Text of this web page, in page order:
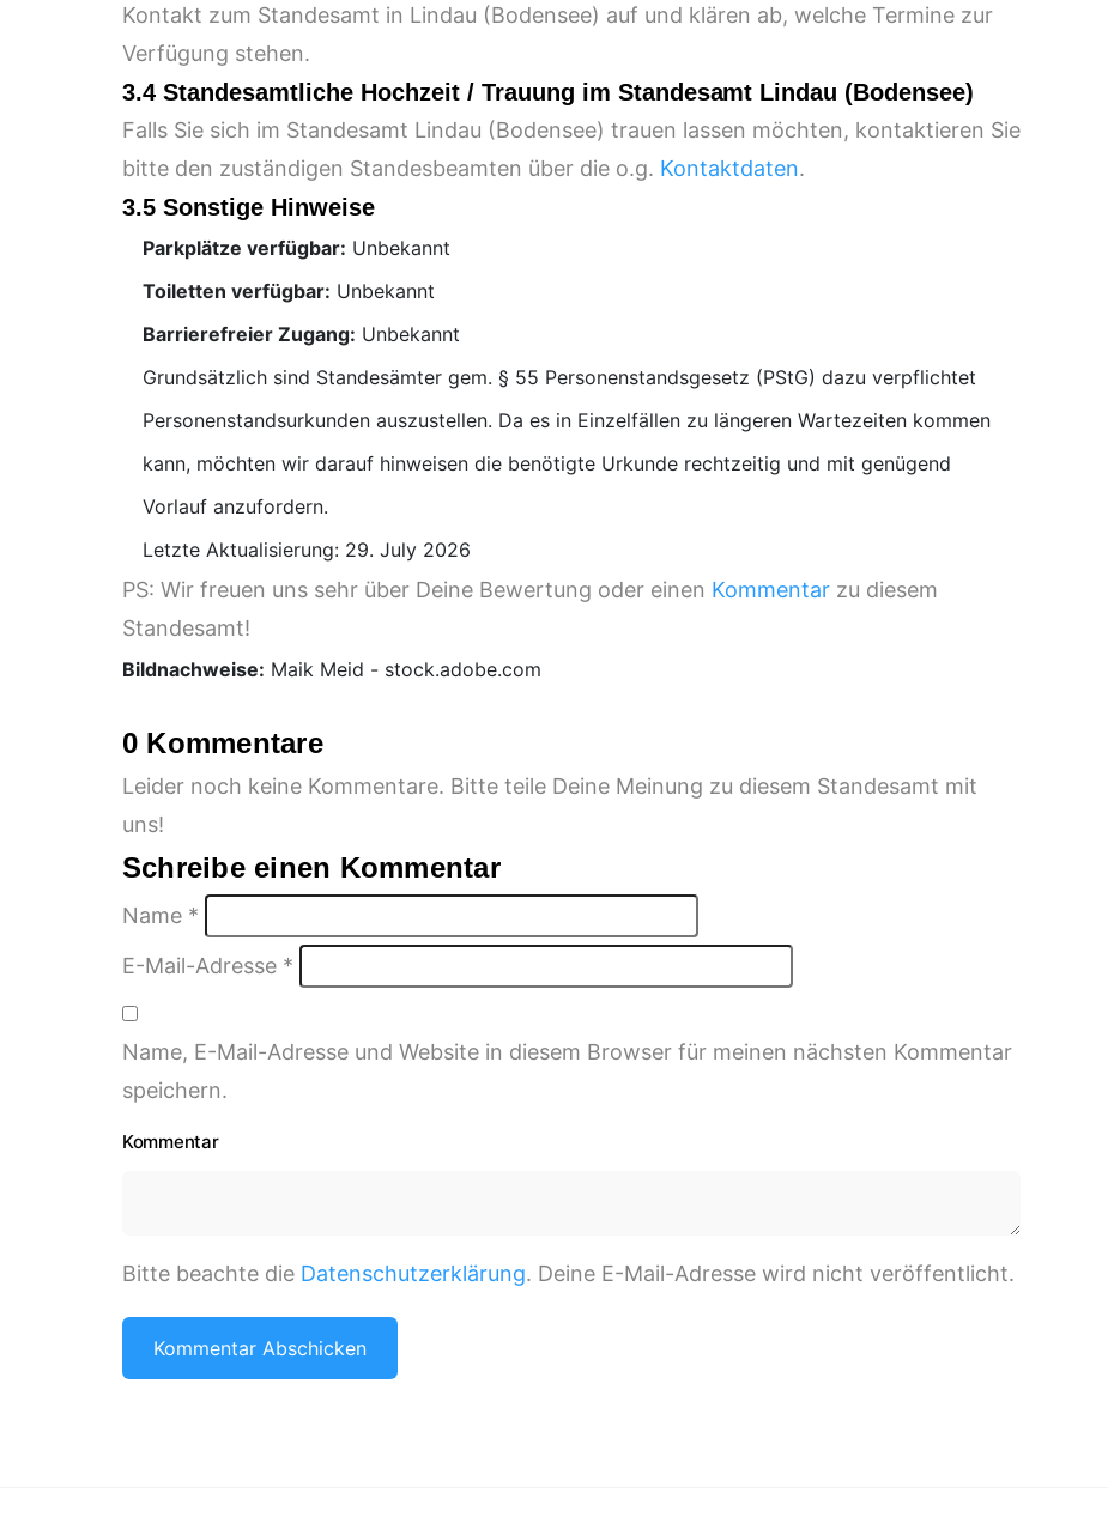
Kontakt zum Standesamt in Lindau (Bodensee) auf und klären ab, welche Termine zur
Verfügung stehen.
3.4 Standesamtliche Hochzeit / Trauung im Standesamt Lindau (Bodensee)
Falls Sie sich im Standesamt Lindau (Bodensee) trauen lassen möchten, kontaktieren Sie
bitte den zuständigen Standesbeamten über die o.g. Kontaktdaten.
3.5 Sonstige Hinweise
Parkplätze verfügbar: Unbekannt
Toiletten verfügbar: Unbekannt
Barrierefreier Zugang: Unbekannt
Grundsätzlich sind Standesämter gem. § 55 Personenstandsgesetz (PStG) dazu verpflichtet
Personenstandsurkunden auszustellen. Da es in Einzelfällen zu längeren Wartezeiten kommen
kann, möchten wir darauf hinweisen die benötigte Urkunde rechtzeitig und mit genügend
Vorlauf anzufordern.
Letzte Aktualisierung: 29. July 2026
PS: Wir freuen uns sehr über Deine Bewertung oder einen Kommentar zu diesem
Standesamt!
Bildnachweise: Maik Meid - stock.adobe.com
0 Kommentare
Leider noch keine Kommentare. Bitte teile Deine Meinung zu diesem Standesamt mit
uns!
Schreibe einen Kommentar
Name *
E-Mail-Adresse *
Name, E-Mail-Adresse und Website in diesem Browser für meinen nächsten Kommentar
speichern.
Kommentar
Bitte beachte die Datenschutzerklärung. Deine E-Mail-Adresse wird nicht veröffentlicht.